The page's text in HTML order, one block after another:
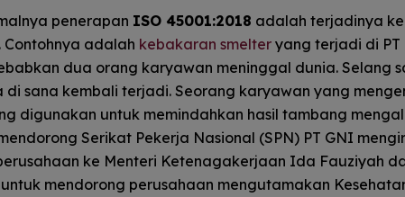
penerapan ISO 45001:2018 adalah terjadinya
adalah kebakaran smelter yang terjadi di PT
dua orang karyawan meninggal dunia. Selang
sana kembali terjadi. Seorang karyawan yang
digunakan untuk memindahkan hasil tambang
Serikat Pekerja Nasional (SPN) PT GNI
ke Menteri Ketenagakerjaan Ida Fauziyah
mendorong perusahaan mengutamakan